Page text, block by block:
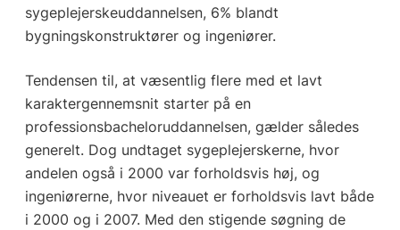
sygeplejerskeuddannelsen, 6% blandt
bygningskonstruktører og ingeniører.
Tendensen til, at væsentlig flere med et lavt
karaktergennemsnit starter på en
professionsbacheloruddannelsen, gælder således
generelt. Dog undtaget sygeplejerskerne, hvor
andelen også i 2000 var forholdsvis høj, og
ingeniørerne, hvor niveauet er forholdsvis lavt både
i 2000 og i 2007. Med den stigende søgning de